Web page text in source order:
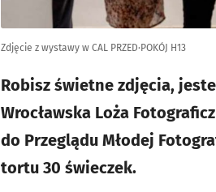
Zdjęcie z wystawy w CAL PRZED·POKÓJ H13
Robisz świetne zdjęcia,
Wrocławska Loża
do Przeglądu Młodej
tortu 30 świeczek.